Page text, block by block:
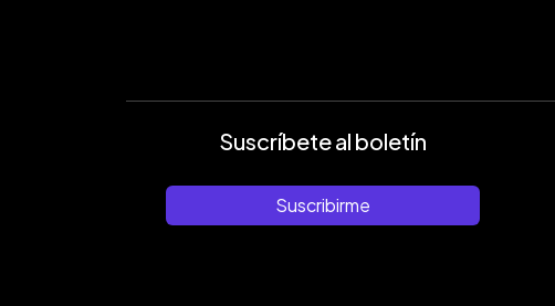
Suscríbete al boletín
Suscribirme